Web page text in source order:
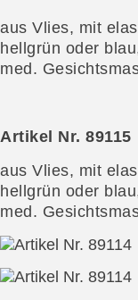
aus Vlies, mit
hellgrün oder
med.
Artikel Nr. 89115
aus Vlies, mit
hellgrün oder
med.